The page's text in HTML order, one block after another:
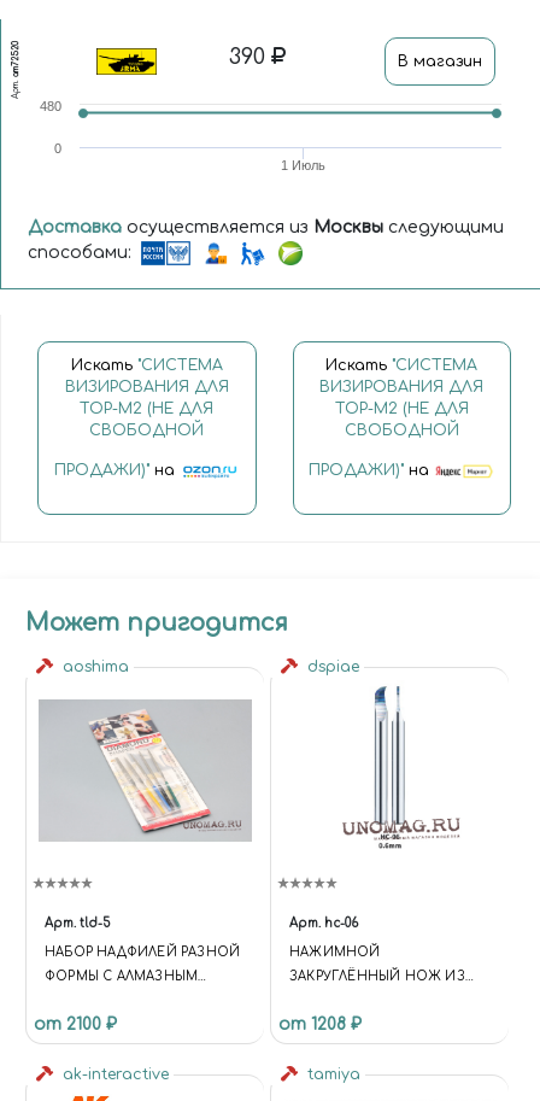
Арт.
am72520 390 В магазин
1 Июль
0
480
Доставка осуществляется из Москвы следующими
способами:
Искать "СИСТЕМА
ВИЗИРОВАНИЯ ДЛЯ
ТОР-М2 (НЕ ДЛЯ
СВОБОДНОЙ
ПРОДАЖИ)"на
Искать "СИСТЕМА
ВИЗИРОВАНИЯ ДЛЯ
ТОР-М2 (НЕ ДЛЯ
СВОБОДНОЙ
ПРОДАЖИ)" на
Может пригодится
aoshima
Арт. tld-5
НАБОР НАДФИЛЕЙ РАЗНОЙ
ФОРМЫ С АЛМАЗНЫМ
от 2100 ₽
dspiae
Арт. hc-06
НАЖИМНОЙ
ЗАКРУГЛЁННЫЙ НОЖ ИЗ
ММ
от 1208 ₽
ak-interactive tamiya